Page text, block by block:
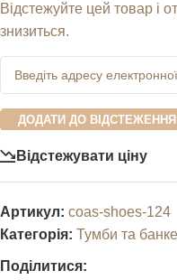
Відстежуйте цей товар і
знизиться.
ДОДАТИ ДО ВІДСТЕЖЕННЯ
Відстежувати ціну
Артикул: coas-shoes-124
Категорія: Тумби та
Поділитися: